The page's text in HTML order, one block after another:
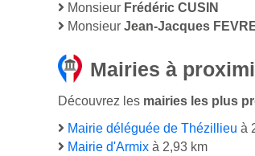
Monsieur Frédéric CUSIN
Monsieur Jean-Jacques
Mairies à
Découvrez les mairies les plus
Mairie déléguée de Thézillieu à
Mairie d'Armix à 2,93 km